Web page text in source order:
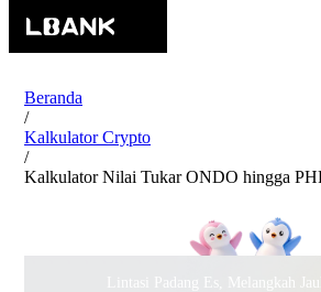
Beranda
/
Kalkulator Crypto
/
Kalkulator Nilai Tukar ONDO hingga